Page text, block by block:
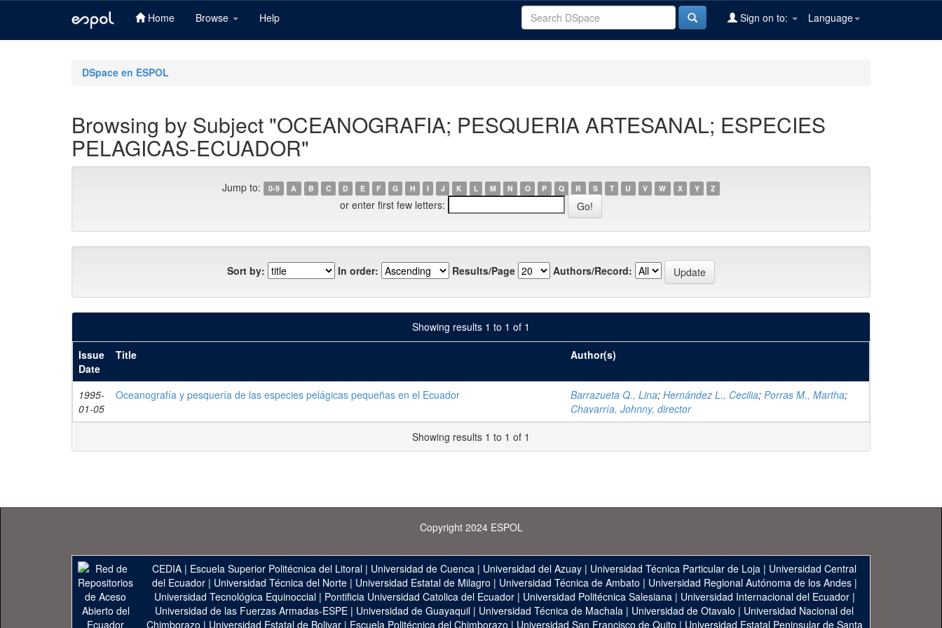
Home Browse Help Language
Sign on to:
DSpace en ESPOL
Browsing by Subject "OCEANOGRAFIA; PESQUERIA ARTESANAL; ESPECIES
PELAGICAS-ECUADOR"
Jump to: 0-9 A B C D E F G H I J K L M N O P Q R S T U V W X Y Z
or enter first few letters:
Sort by: In order: Results/Page Authors/Record:
Showing results 1 to 1 of 1
Issue
Date
Title Author(s)
1995-
01-05
Oceanografía y pesquería de las especies pelágicas pequeñas en el Ecuador Barrazueta Q., Lina; Hernández L., Cecilia; Porras M., Martha;
Chavarría, Johnny, director
Showing results 1 to 1 of 1
Copyright 2024 ESPOL
CEDIA | Escuela Superior Politécnica del Litoral | Universidad de Cuenca | Universidad del Azuay | Universidad Técnica Particular de Loja | Universidad Central
del Ecuador| Universidad Técnica del Norte| Universidad Estatal de Milagro | Universidad Técnica de Ambato | Universidad Regional Autónoma de los Andes|
Universidad Tecnológica Equinoccial| Pontificia Universidad Catolica del Ecuador| Universidad Politécnica Salesiana| Universidad Internacional del Ecuador|
Universidad de las Fuerzas Armadas-ESPE | Universidad de Guayaquil | Universidad Técnica de Machala | Universidad de Otavalo | Universidad Nacional del
Chimborazo | Universidad Estatal de Bolivar| Escuela Politécnica del Chimborazo | Universidad San Francisco de Quito | Universidad Estatal Peninsular de Santa